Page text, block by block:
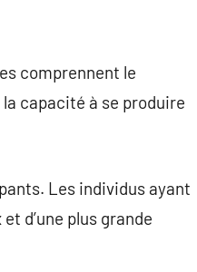
comprennent le
capacité à se produire
Les individus ayant
d’une plus grande